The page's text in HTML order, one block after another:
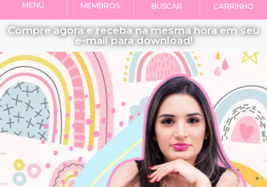
MENU MEMBROS BUSCAR CARRINHO
Compre agora e receba na mesma hora em seu
e-mail para download!